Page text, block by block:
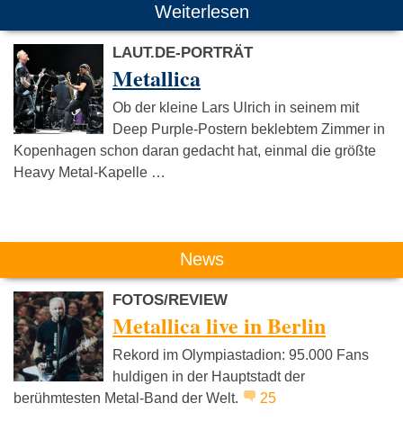
Weiterlesen
LAUT.DE-PORTRÄT
Metallica
Ob der kleine Lars Ulrich in seinem mit
Deep Purple-Postern beklebtem Zimmer in
Kopenhagen schon daran gedacht hat, einmal die größte
Heavy Metal-Kapelle …
News
FOTOS/REVIEW
Metallica live in Berlin
Rekord im Olympiastadion: 95.000 Fans
huldigen in der Hauptstadt der
berühmtesten Metal-Band der Welt.
25